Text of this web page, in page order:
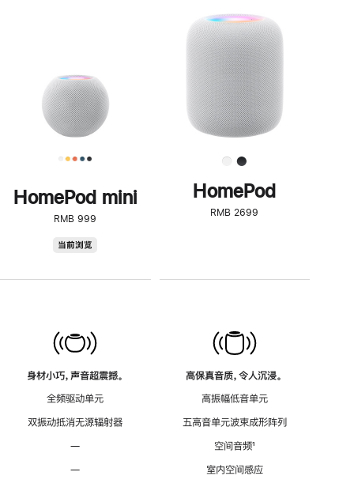
HomePod mini
RMB 999
当前浏览
身材小巧，声音超震撼。
全频驱动单元
双振动抵消无源辐射器
—
—
步
了
解
HomePod<
HomePod
RMB 2699
高保真音质，令人沉浸。
高振幅低音单元
五高音单元波束成形阵列
空间音频脚
¹
室内空间感应